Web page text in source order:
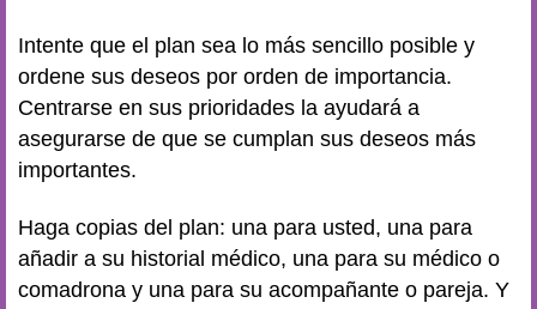
Intente que el plan sea lo más sencillo posible y
ordene sus deseos por orden de importancia.
Centrarse en sus prioridades la ayudará a
asegurarse de que se cumplan sus deseos más
importantes.
Haga copias del plan: una para usted, una para
añadir a su historial médico, una para su médico o
comadrona y una para su acompañante o pareja. Y